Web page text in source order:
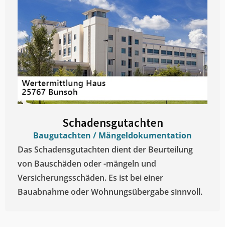
Schadensgutachten
Baugutachten / Mängeldokumentation
Das Schadensgutachten dient der Beurteilung
von Bauschäden oder -mängeln und
Versicherungsschäden. Es ist bei einer
Bauabnahme oder Wohnungsübergabe sinnvoll.